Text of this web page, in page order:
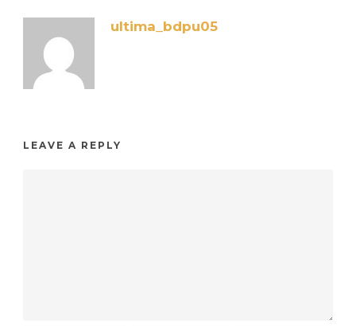
ultima_bdpu05
LEAVE A REPLY